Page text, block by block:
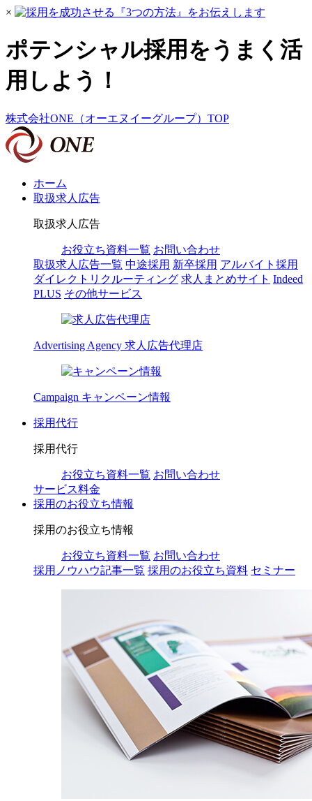
×
ポテンシャル採用をうまく活
用しよう！
株式会社ONE（オーエヌイーグループ）TOP
ホーム
取扱求人広告
取扱求人広告
お役立ち資料一覧 お問い合わせ
取扱求人広告一覧 中途採用 新卒採用 アルバイト採用
ダイレクトリクルーティング 求人まとめサイト Indeed
PLUS その他サービス
Advertising Agency 求人広告代理店
Campaign キャンペーン情報
採用代行
採用代行
お役立ち資料一覧 お問い合わせ
サービス料金
採用のお役立ち情報
採用のお役立ち情報
お役立ち資料一覧 お問い合わせ
採用ノウハウ記事一覧 採用のお役立ち資料 セミナー